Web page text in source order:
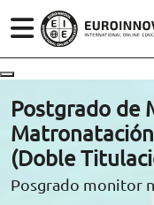
ÁREAS
ESTUDIOS
CONOCE
(+34)958 050 200
900 831 200
Postgrado de
(Doble
Posgrado monitor